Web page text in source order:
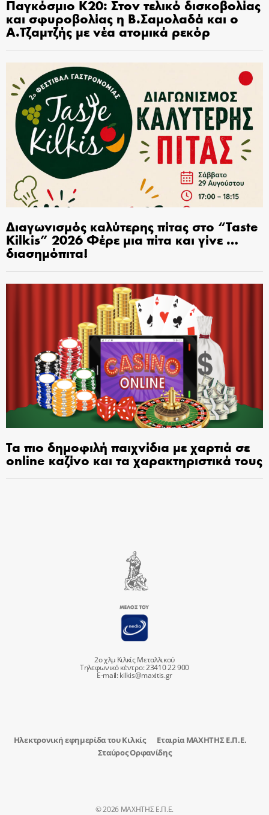
Παγκόσμιο Κ20: Στον τελικό δισκοβολίας
και σφυροβολίας η Β.Σαμολαδά και ο
Α.Τζαμτζής με νέα ατομικά ρεκόρ
Διαγωνισμός καλύτερης πίτας στο “Taste
Kilkis” 2026 Φέρε μια πίτα και γίνε …
διασημόπιτα!
Τα πιο δημοφιλή παιχνίδια με χαρτιά σε
online καζίνο και τα χαρακτηριστικά τους
2ο χλμ Κιλκίς Μεταλλικού
Τηλεφωνικό κέντρο: 23410 22 900
E-mail:kilkis@maxitis.gr
Ηλεκτρονική εφημερίδα του Κιλκίς
Εταιρία ΜΑΧΗΤΗΣ Ε.Π.Ε.
Σταύρος Ορφανίδης
© 2026 ΜΑΧΗΤΗΣ Ε.Π.Ε.